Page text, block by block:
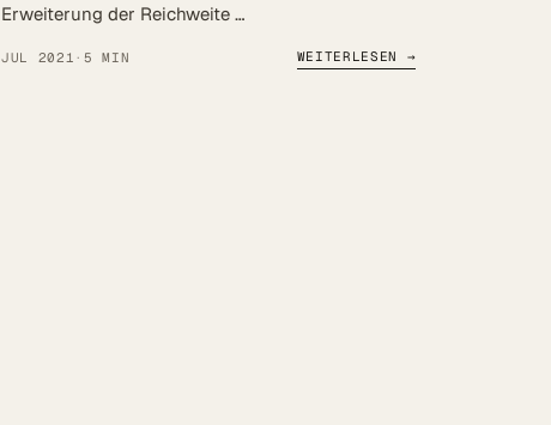
Erweiterung der Reichweite …
JUL 2021 ·5 MIN WEITERLESEN →